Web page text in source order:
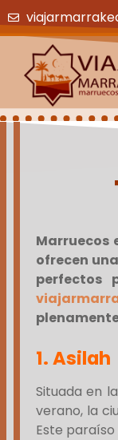
Marruecos
ofrecen
perfectos
1.Asilah
Situada en
verano, la
Este